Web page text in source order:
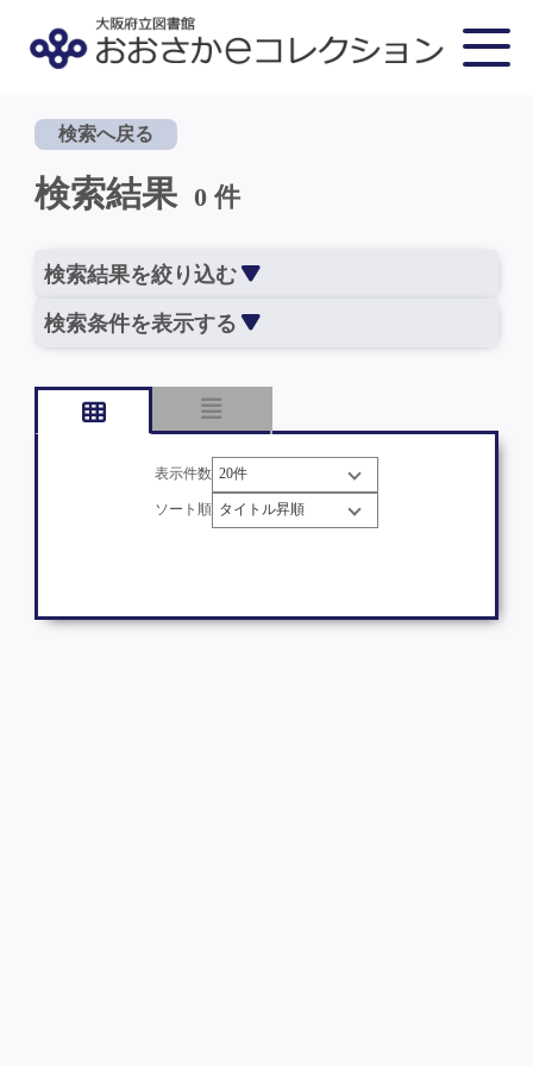
検索へ戻る
検索結果 0 件
検索結果を絞り込む
検索条件を表示する
表示件数
ソート順